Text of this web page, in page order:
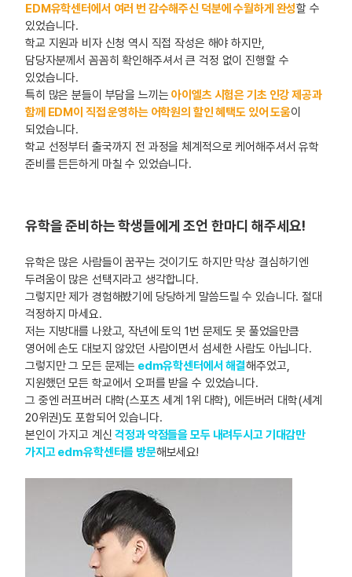
EDM유학센터에서 여러 번 감수해주신 덕분에 수월하게 완성할 수
있었습니다.
학교 지원과 비자 신청 역시 직접 작성은 해야 하지만,
담당자분께서 꼼꼼히 확인해주셔서 큰 걱정 없이 진행할 수
있었습니다.
특히 많은 분들이 부담을 느끼는아이엘츠 시험은 기초 인강 제공과
함께 EDM이 직접 운영하는 어학원의 할인 혜택도 있어 도움이
되었습니다.
학교 선정부터 출국까지 전 과정을 체계적으로 케어해주셔서 유학
준비를 든든하게 마칠 수 있었습니다.
유학을 준비하는 학생들에게 조언 한마디 해주세요!
유학은 많은 사람들이 꿈꾸는 것이기도 하지만 막상 결심하기엔
두려움이 많은 선택지라고 생각합니다.
그렇지만 제가 경험해봤기에 당당하게 말씀드릴 수 있습니다. 절대
걱정하지 마세요.
저는 지방대를 나왔고, 작년에 토익 1번 문제도 못 풀었을만큼
영어에 손도 대보지 않았던 사람이면서 섬세한 사람도 아닙니다.
그렇지만 그 모든 문제는 edm유학센터에서 해결해주었고,
지원했던 모든 학교에서 오퍼를 받을 수 있었습니다.
그 중엔 러프버러 대학(스포츠 세계 1위 대학), 에든버러 대학(세계
20위권)도 포함되어 있습니다.
본인이 가지고 계신걱정과 약점들을 모두 내려두시고 기대감만
가지고 edm유학센터를 방문해보세요!